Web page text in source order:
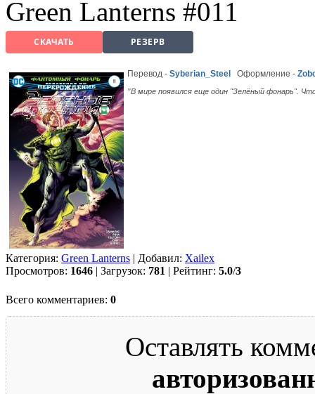
Green Lanterns #011
СКАЧАТЬ РЕЗЕРВ
Перевод - Syberian_Steel Оформление -
"В мире появился еще один "Зелёный фонарь".
Категория: Green Lanterns | Добавил: Xailex
Просмотров: 1646 | Загрузок: 781 | Рейтинг: 5.0/3
Всего комментариев: 0
Оставлять